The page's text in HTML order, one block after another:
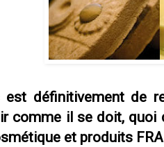
est définitivement de
comme il se doit, quoi
et produits